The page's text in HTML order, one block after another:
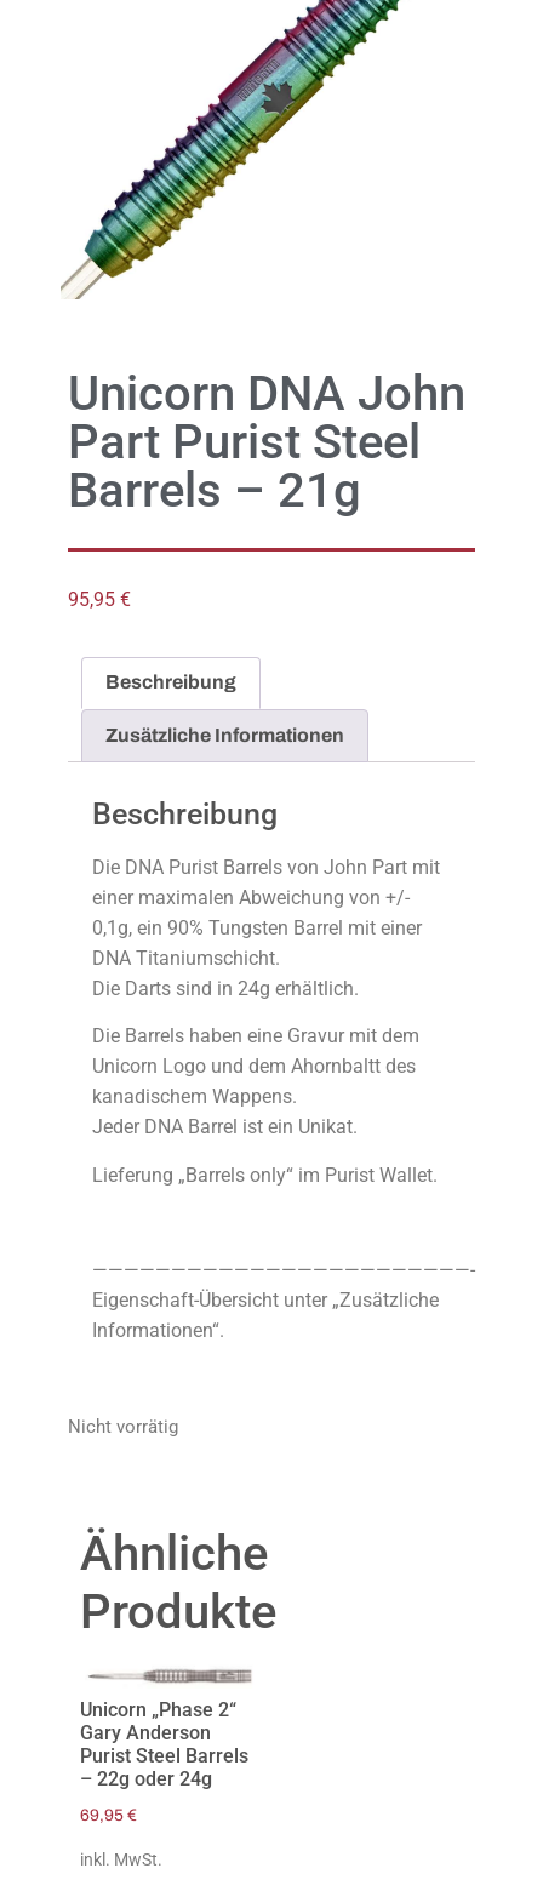
Unicorn DNA John
Part Purist Steel
Barrels – 21g
95,95 €
Beschreibung
Zusätzliche Informationen
Beschreibung
Die DNA Purist Barrels von John Part mit
einer maximalen Abweichung von +/-
0,1g, ein 90% Tungsten Barrel mit einer
DNA Titaniumschicht.
Die Darts sind in 24g erhältlich.
Die Barrels haben eine Gravur mit dem
Unicorn Logo und dem Ahornbaltt des
kanadischem Wappens.
Jeder DNA Barrel ist ein Unikat.
Lieferung „Barrels only“ im Purist Wallet.
————————————————————————-
Eigenschaft-Übersicht unter „Zusätzliche
Informationen“.
Nicht vorrätig
Ähnliche
Produkte
Unicorn „Phase 2“
Gary Anderson
Purist Steel Barrels
– 22g oder 24g
69,95 €
inkl. MwSt.